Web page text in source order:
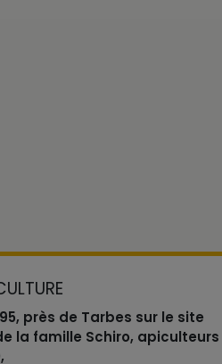
près de Tarbes sur le site
la famille Schiro, apiculteurs